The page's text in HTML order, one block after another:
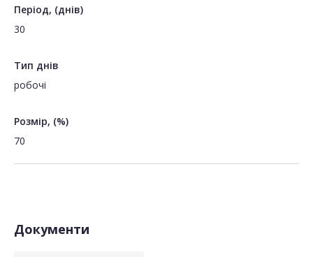
Період, (днів)
30
Тип днів
робочі
Розмір, (%)
70
Документи